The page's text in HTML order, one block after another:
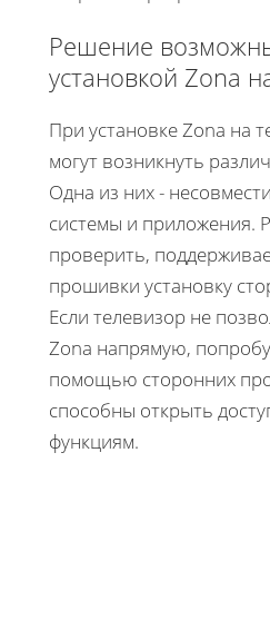
Решение
установкой Zona
При установке Zona на
могут возникнуть
Одна из них -
системы и приложения.
проверить,
прошивки установку
Если телевизор не
Zona напрямую,
помощью сторонних
способны открыть
функциям.